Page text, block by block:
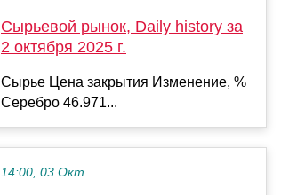
Сырьевой рынок, Daily history за
2 октября 2025 г.
Сырье Цена закрытия Изменение, %
Серебро 46.971...
14:00, 03 Окт